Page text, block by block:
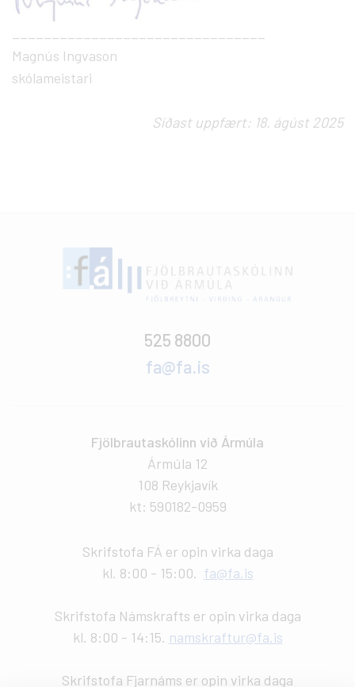
Magnús Ingvason
skólameistari
Síðast uppfært: 18. ágúst 2025
525 8800
fa@fa.is
Fjölbrautaskólinn við Ármúla
Ármúla 12
108 Reykjavík
kt: 590182-0959
Skrifstofa FÁ er opin virka daga
kl. 8:00 - 15:00. fa@fa.is
Skrifstofa Námskrafts er opin virka daga
kl. 8:00 - 14:15. namskraftur@fa.is
Skrifstofa Fjarnáms er opin virka daga